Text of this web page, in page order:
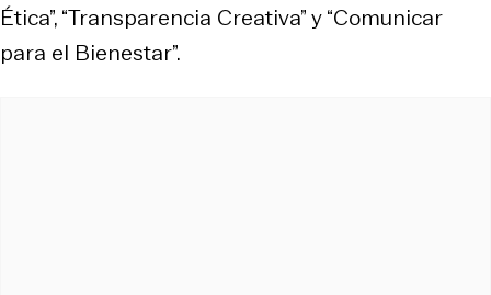
Ética”, “Transparencia Creativa” y “Comunicar
para el Bienestar”.